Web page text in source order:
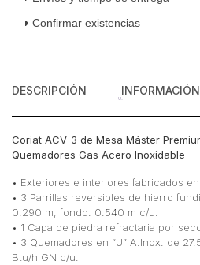
AceroConfirmar existencias
DESCRIPCIÓN
Coriat ACV-3 de Mesa Máster
Quemadores Gas Acero Inoxidable
• Exteriores e interiores fabricados
• 3 Parrillas reversibles de hierro
0.290 m, fondo: 0.540 m c/u.
• 1 Capa de piedra refractaria por
• 3 Quemadores en “U” A.Inox. de
Btu/h GN c/u.